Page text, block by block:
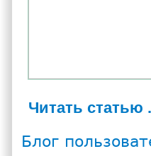
Читать статью
Блог